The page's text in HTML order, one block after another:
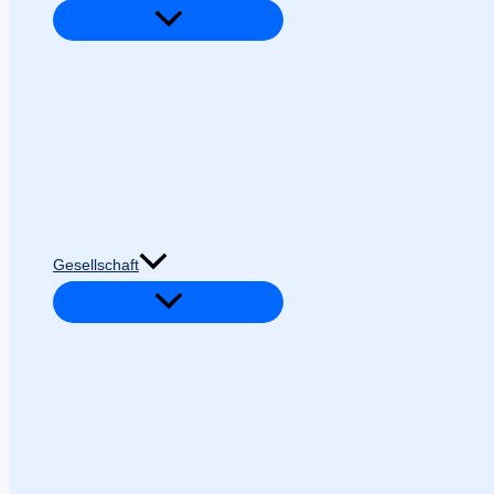
Gesellschaft